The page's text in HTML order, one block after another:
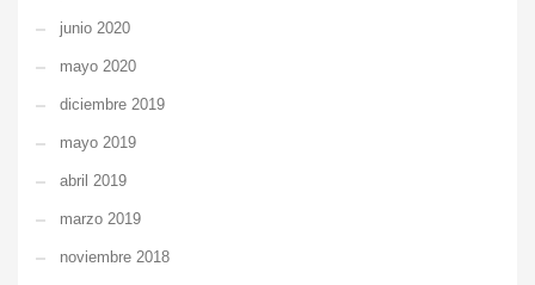
junio 2020
mayo 2020
diciembre 2019
mayo 2019
abril 2019
marzo 2019
noviembre 2018